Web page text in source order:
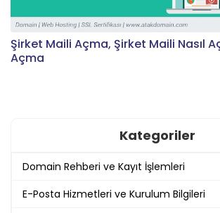
Şirket Maili Açma, Şirket Maili Nasıl
Açma
Kategoriler
Domain Rehberi ve Kayıt İşlemleri
E-Posta Hizmetleri ve Kurulum Bilgileri